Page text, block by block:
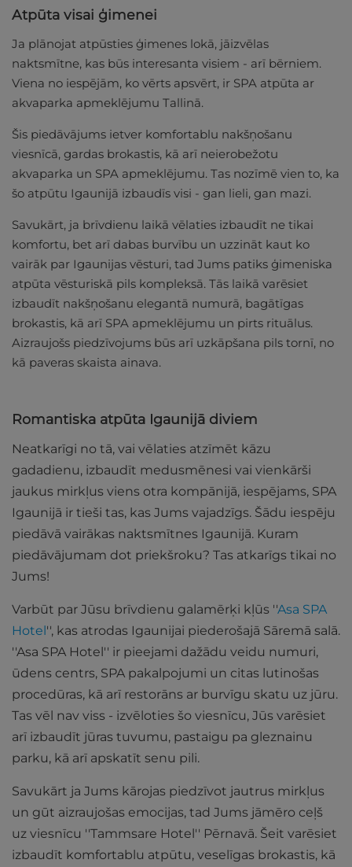
Atpūta visai ģimenei
Ja plānojat atpūsties ģimenes lokā, jāizvēlas
naktsmītne, kas būs interesanta visiem - arī bērniem.
Viena no iespējām, ko vērts apsvērt, ir SPA atpūta ar
akvaparka apmeklējumu Tallinā.
Šis piedāvājums ietver komfortablu nakšņošanu
viesnīcā, gardas brokastis, kā arī neierobežotu
akvaparka un SPA apmeklējumu. Tas nozīmē vien to, ka
šo atpūtu Igaunijā izbaudīs visi - gan lieli, gan mazi.
Savukārt, ja brīvdienu laikā vēlaties izbaudīt ne tikai
komfortu, bet arī dabas burvību un uzzināt kaut ko
vairāk par Igaunijas vēsturi, tad Jums patiks ģimeniska
atpūta vēsturiskā pils kompleksā. Tās laikā varēsiet
izbaudīt nakšņošanu elegantā numurā, bagātīgas
brokastis, kā arī SPA apmeklējumu un pirts rituālus.
Aizraujošs piedzīvojums būs arī uzkāpšana pils tornī, no
kā paveras skaista ainava.
Romantiska atpūta Igaunijā diviem
Neatkarīgi no tā, vai vēlaties atzīmēt kāzu
gadadienu, izbaudīt medusmēnesi vai vienkārši
jaukus mirkļus viens otra kompānijā, iespējams, SPA
Igaunijā ir tieši tas, kas Jums vajadzīgs. Šādu iespēju
piedāvā vairākas naktsmītnes Igaunijā. Kuram
piedāvājumam dot priekšroku? Tas atkarīgs tikai no
Jums!
Varbūt par Jūsu brīvdienu galamērķi kļūs ''Asa SPA
Hotel'', kas atrodas Igaunijai piederošajā Sāremā salā.
''Asa SPA Hotel'' ir pieejami dažādu veidu numuri,
ūdens centrs, SPA pakalpojumi un citas lutinošas
procedūras, kā arī restorāns ar burvīgu skatu uz jūru.
Tas vēl nav viss - izvēloties šo viesnīcu, Jūs varēsiet
arī izbaudīt jūras tuvumu, pastaigu pa gleznainu
parku, kā arī apskatīt senu pili.
Savukārt ja Jums kārojas piedzīvot jautrus mirkļus
un gūt aizraujošas emocijas, tad Jums jāmēro ceļš
uz viesnīcu ''Tammsare Hotel'' Pērnavā. Šeit varēsiet
izbaudīt komfortablu atpūtu, veselīgas brokastis, kā